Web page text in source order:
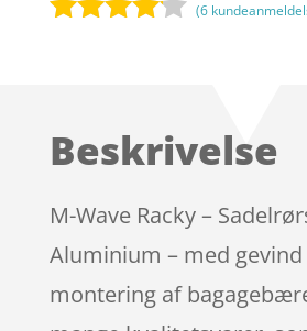
på
ømmels
er
(6
Beskrivelse
M-Wave Racky –
Aluminium – med
montering af